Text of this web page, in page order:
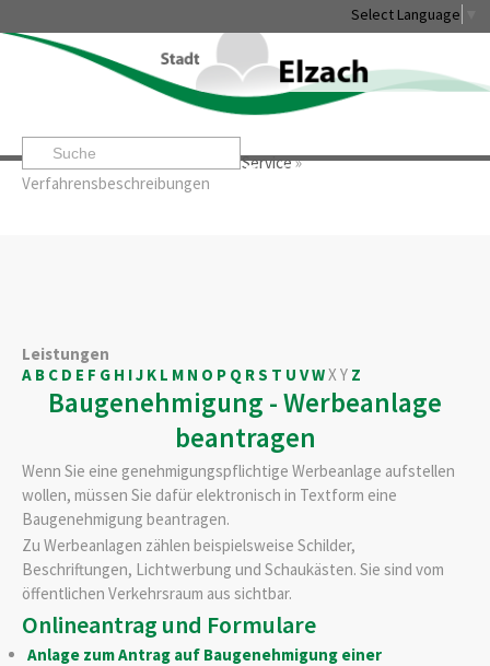
Select Language
Startseite» »Service»
Verfahrensbeschreibungen
Leben & Erleben Rathaus & Service
Leistungen
A B C D E F G H IJ K L M N O P Q RS T U VWXY Z
Baugenehmigung - Werbeanlage
beantragen
Wenn Sie eine genehmigungspflichtige Werbeanlage aufstellen
wollen, müssen Sie dafür elektronisch in Textform eine
Baugenehmigung beantragen.
Zu Werbeanlagen zählen beispielsweise Schilder,
Beschriftungen, Lichtwerbung und Schaukästen. Sie sind vom
öffentlichen Verkehrsraum aus sichtbar.
Onlineantrag und Formulare
Anlage zum Antrag auf Baugenehmigung einer